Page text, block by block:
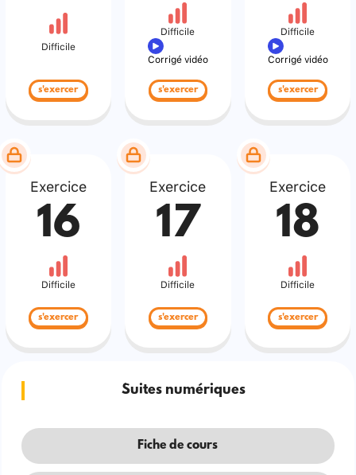
Difficile
s'exercer
Difficile
Corrigé vidéo
s'exercer
Difficile
Corrigé vidéo
s'exercer
Exercice
16
Difficile
s'exercer
Exercice
17
Difficile
s'exercer
Exercice
18
Difficile
s'exercer
Suites numériques
Fiche de cours